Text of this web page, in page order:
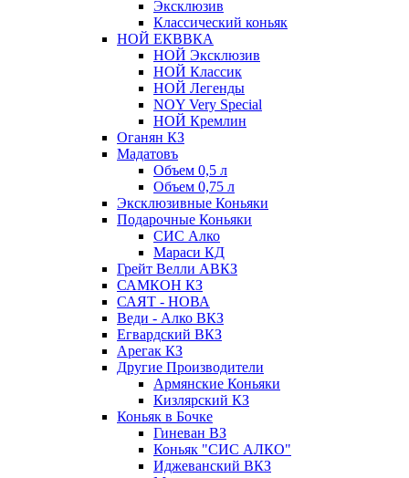
Эксклюзив
Классический коньяк
НОЙ ЕКВВКА
НОЙ Эксклюзив
НОЙ Классик
НОЙ Легенды
NOY Very Speсial
НОЙ Кремлин
Оганян КЗ
Мадатовъ
Объем 0,5 л
Объем 0,75 л
Эксклюзивные Коньяки
Подарочные Коньяки
СИС Алко
Мараси КД
Грейт Велли АВКЗ
САМКОН КЗ
САЯТ - НОВА
Веди - Алко ВКЗ
Егвардский ВКЗ
Арегак КЗ
Другие Производители
Армянские Коньяки
Кизлярский КЗ
Коньяк в Бочке
Гиневан ВЗ
Коньяк "СИС АЛКО"
Иджеванский ВКЗ